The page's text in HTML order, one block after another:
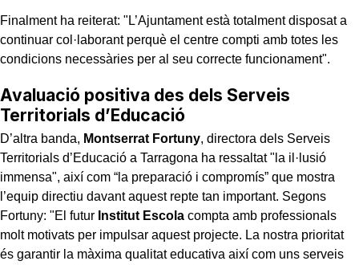
Finalment ha reiterat: "L’Ajuntament està totalment disposat a
continuar col·laborant perquè el centre compti amb totes les
condicions necessàries per al seu correcte funcionament".
Avaluació positiva des dels Serveis
Territorials d’Educació
D’altra banda, Montserrat Fortuny, directora dels Serveis
Territorials d’Educació a Tarragona ha ressaltat "la il·lusió
immensa", així com “la preparació i compromís” que mostra
l’equip directiu davant aquest repte tan important. Segons
Fortuny: "El futur Institut Escola compta amb professionals
molt motivats per impulsar aquest projecte. La nostra prioritat
és garantir la màxima qualitat educativa així com uns serveis